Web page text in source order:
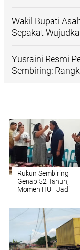
Wakil Bupati
Sepakat
Yusraini Resmi
Sembiring:
Rukun Sembiring
Genap 52 Tahun,
Momen HUT Jadi
Sumut